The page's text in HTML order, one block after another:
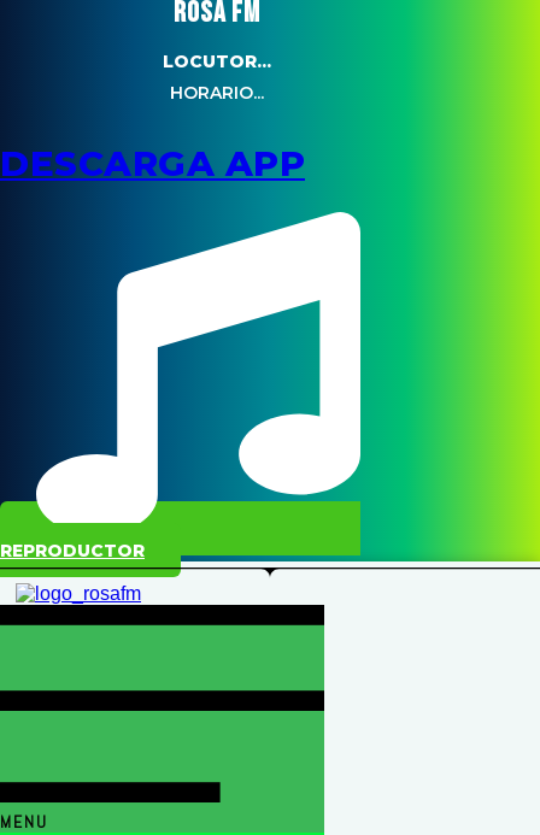
ROSA FM
LOCUTOR...
HORARIO...
DESCARGA APP
REPRODUCTOR
MENU